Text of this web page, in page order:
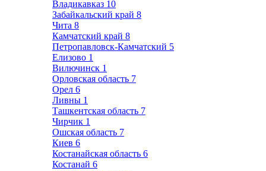
Владикавказ 10
Забайкальский край 8
Чита 8
Камчатский край 8
Петропавловск-Камчатский 5
Елизово 1
Вилючинск 1
Орловская область 7
Орел 6
Ливны 1
Ташкентская область 7
Чирчик 1
Ошская область 7
Киев 6
Костанайская область 6
Костанай 6